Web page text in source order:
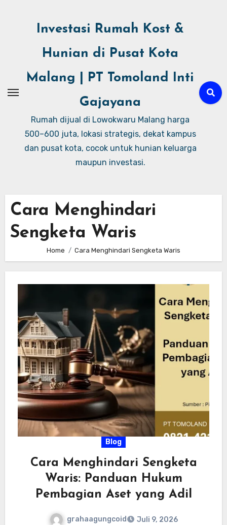
Investasi Rumah Kost &
Hunian di Pusat Kota
Malang | PT Tomoland Inti
Gajayana
Rumah dijual di Lowokwaru Malang harga
500–600 juta, lokasi strategis, dekat kampus
dan pusat kota, cocok untuk hunian keluarga
maupun investasi.
Cara Menghindari
Sengketa Waris
Home Cara Menghindari Sengketa Waris
Blog
Cara Menghindari Sengketa
Waris: Panduan Hukum
Pembagian Aset yang Adil
grahaagungcoid
Juli 9, 2026